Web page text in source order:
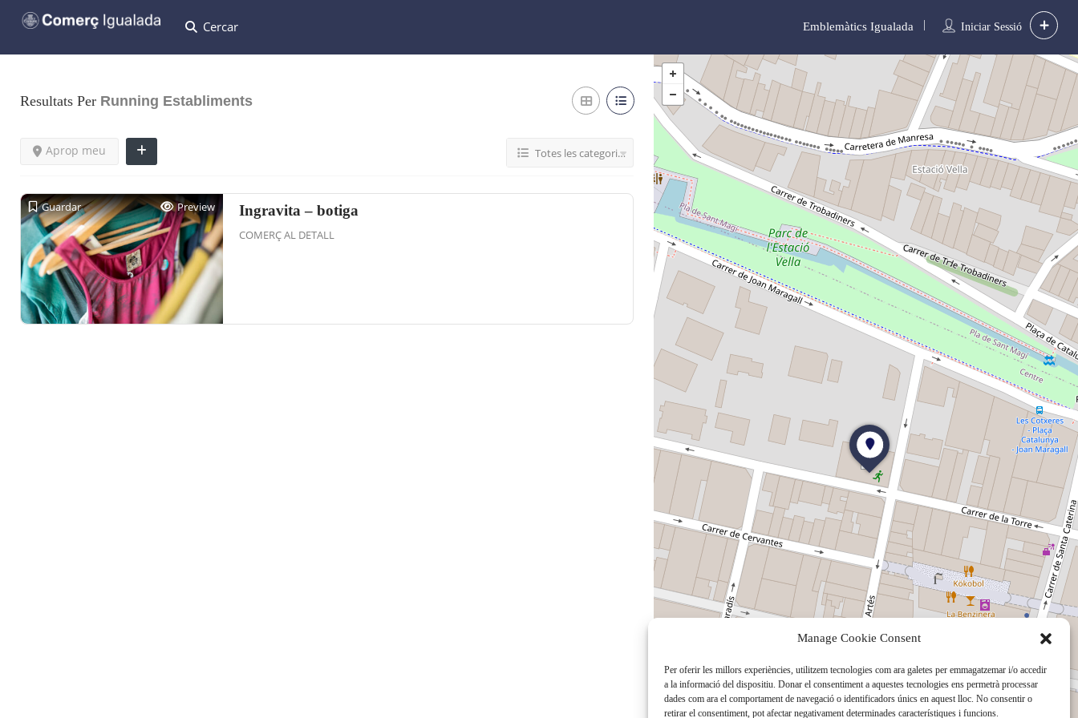
Manage Cookie Consent
Per oferir les millors experiències, utilitzem tecnologies com ara galetes per emmagatzemar i/o accedir
a la informació del dispositiu. Donar el consentiment a aquestes tecnologies ens permetrà processar
dades com ara el comportament de navegació o identificadors únics en aquest lloc. No consentir o
retirar el consentiment, pot afectar negativament determinades característiques i funcions.
Cercar Iniciar Sessió
Emblemàtics Igualada
Resultats Per Running Establiments
Aprop meu Totes les categories
Guardar Preview Ingravita – botiga
COMERÇ AL DETALL